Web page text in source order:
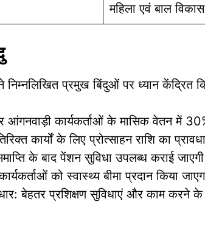
महिला एवं बाल
प्रमुख बिंदुओं पर ध्यान केंद्रित
आंगनवाड़ी कार्यकर्ताओं के मासिक वेतन में
कार्यों के लिए प्रोत्साहन राशि का
के बाद पेंशन सुविधा उपलब्ध कराई
को स्वास्थ्य बीमा प्रदान किया
बेहतर प्रशिक्षण सुविधाएं और काम करने